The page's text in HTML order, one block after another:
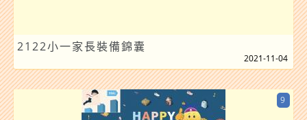
2122小一家長裝備錦囊
2021-11-04
9